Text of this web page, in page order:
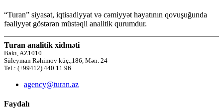
“Turan” siyasət, iqtisadiyyat və cəmiyyət həyatının qovuşuğunda
fəaliyyət göstərən müstəqil analitik qurumdur.
Turan analitik xidməti
Bakı, AZ1010
Süleyman Rəhimov küç.,186, Mən. 24
Tel.: (+99412) 440 11 96
agency@turan.az
Faydalı